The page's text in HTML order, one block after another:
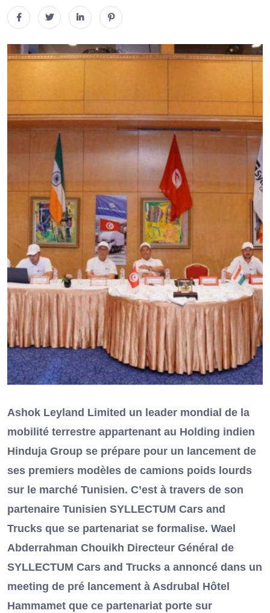
Ashok Leyland Limited un leader mondial de la
mobilité terrestre appartenant au Holding indien
Hinduja Group se prépare pour un lancement de
ses premiers modèles de camions poids lourds
sur le marché Tunisien. C’est à travers de son
partenaire Tunisien SYLLECTUM Cars and
Trucks que se partenariat se formalise. Wael
Abderrahman Chouikh Directeur Général de
SYLLECTUM Cars and Trucks a annoncé dans un
meeting de pré lancement à Asdrubal Hôtel
Hammamet que ce partenariat porte sur